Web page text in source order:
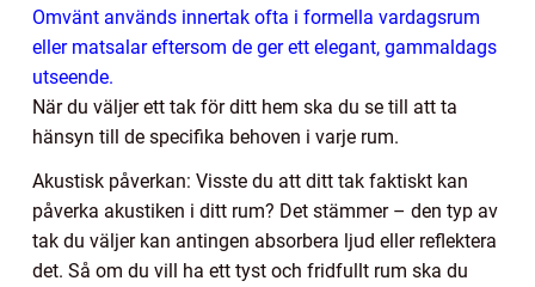
Omvänt används innertak ofta i formella vardagsrum
eller matsalar eftersom de ger ett elegant, gammaldags
utseende.
När du väljer ett tak för ditt hem ska du se till att ta
hänsyn till de specifika behoven i varje rum.
Akustisk påverkan: Visste du att ditt tak faktiskt kan
påverka akustiken i ditt rum? Det stämmer – den typ av
tak du väljer kan antingen absorbera ljud eller reflektera
det. Så om du vill ha ett tyst och fridfullt rum ska du